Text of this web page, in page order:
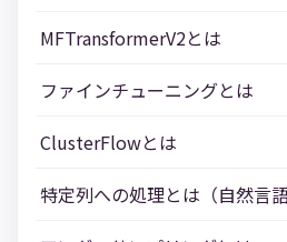
MFTransformerV2とは
ファインチューニングとは
ClusterFlowとは
特定列への処理とは（自然言語